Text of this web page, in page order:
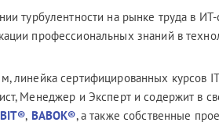
турбулентности на рынке труда в
профессиональных знаний в
линейка сертифицированных курсов
Менеджер и Эксперт и содержит в
, BABOK®, а также собственные